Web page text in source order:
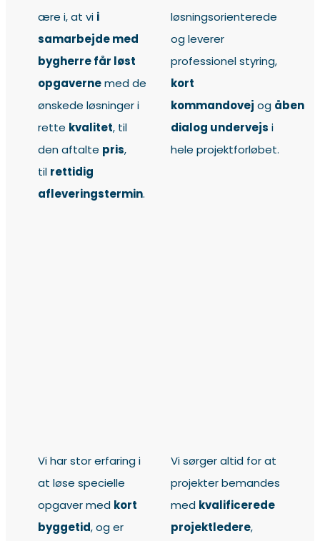
ære i, at vi i
samarbejde med
bygherre får løst
opgavernemed de
ønskede løsninger i
rette kvalitet, til
den aftalte pris,
til rettidig
afleveringstermin.
løsningsorienterede
og leverer
professionel styring,
kort
kommandovej og åben
dialog undervejs i
hele projektforløbet.
Vi har stor erfaring i
at løse specielle
opgaver med kort
byggetid, og er
Vi sørger altid for at
projekter bemandes
med kvalificerede
projektledere,